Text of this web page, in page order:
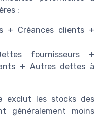
:
+ Créances clients +
fournisseurs +
+ Autres dettes à
exclut les stocks des
généralement moins